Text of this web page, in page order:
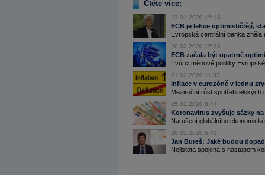
Čtěte více:
23.01.2020 15:13
ECB je lehce optimističtějí,
Evropská centrální banka zněla
20.02.2020 15:38
ECB začala být opatrně
Tvůrci měnové politiky
21.02.2020 11:33
Inflace v eurozóně v lednu
Meziroční růst spotřebitelských
25.02.2020 8:44
Koronavirus zvyšuje sázky
Narušení globálního
26.02.2020 5:41
Jan Bureš: Jaké budou
Nejistota spojená s nástupem